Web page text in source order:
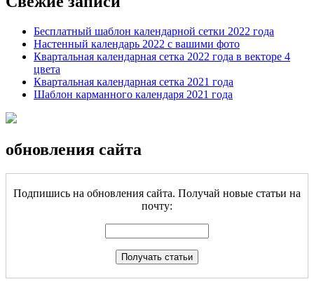
Бесплатный шаблон календарной сетки 2022 года
Настенный календарь 2022 с вашими фото
Квартальная календарная сетка 2022 года в векторе 4
цвета
Квартальная календарная сетка 2021 года
Шаблон карманного календаря 2021 года
обновления сайта
Подпишись на обновления сайта. Получай новые статьи на
почту: